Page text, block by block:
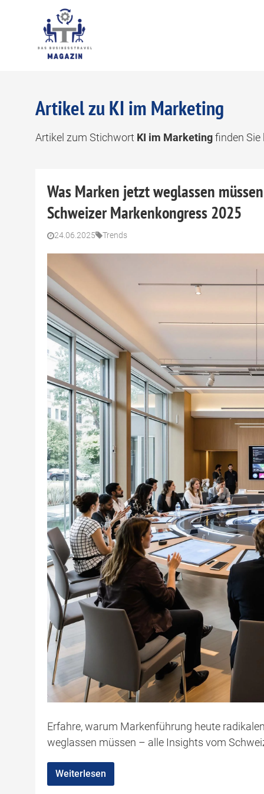
Artikel zu KI im Marketing
Artikel zum Stichwort KI im Marketingfinden Sie
Was Marken jetzt weglassen
Schweizer Markenkongress 2025
24.06.2025 Trends
Erfahre, warum Markenführung heute
weglassen müssen – alle Insights vom
Weiterlesen